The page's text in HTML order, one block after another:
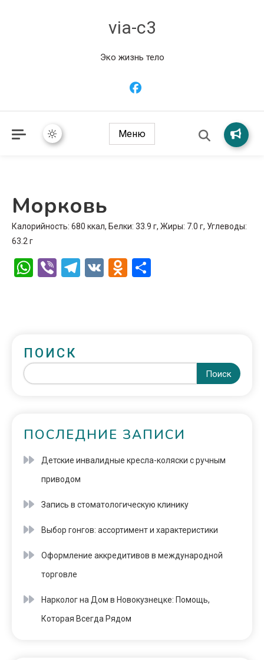
via-c3
Эко жизнь тело
Меню
Морковь
Калорийность: 680 ккал, Белки: 33.9 г, Жиры: 7.0 г, Углеводы:
63.2 г
WhatsApp
ViberTelegram
VK Odnoklassniki
ПОИСК
Поиск
ПОСЛЕДНИЕ ЗАПИСИ
Детские инвалидные кресла-коляски с ручным
приводом
Запись в стоматологическую клинику
Выбор гонгов: ассортимент и характеристики
Оформление аккредитивов в международной
торговле
Нарколог на Дом в Новокузнецке: Помощь,
Которая Всегда Рядом